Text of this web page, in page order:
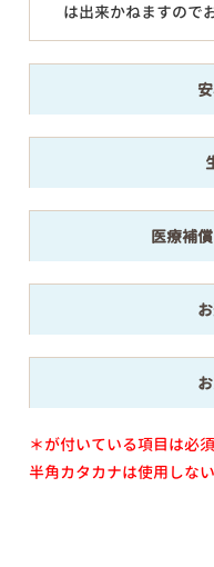
は出来かねますので
医療補
＊が付いている項目は必須
半角カタカナは使用しない